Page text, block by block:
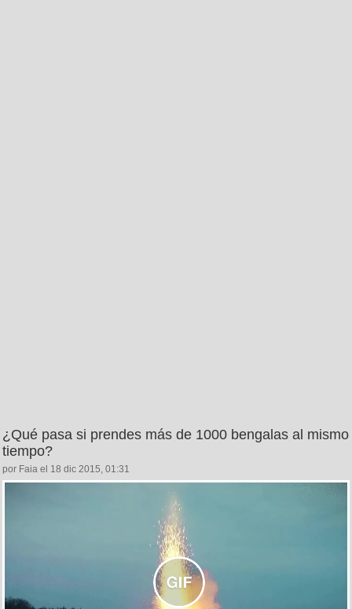
¿Qué pasa si prendes más de 1000 bengalas al mismo
tiempo?
por Faia el 18 dic 2015, 01:31